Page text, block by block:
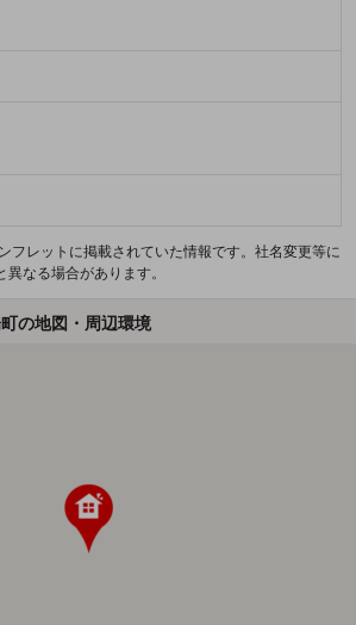
フレットに掲載されていた情報です。社名変更等に
異なる場合があります。
の地図・周辺環境